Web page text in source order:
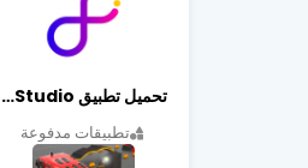
تحميل تطبيق Graphic Studio مهكر أخر إصدار
تطبيقات مدفوعة